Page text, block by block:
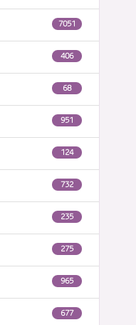
7051
406
68
951
124
732
235
275
965
677